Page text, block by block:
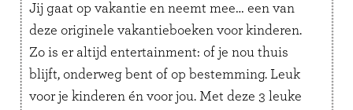
Jij gaat op vakantie en neemt mee… een van
deze originele vakantieboeken voor kinderen.
Zo is er altijd entertainment: of je nou thuis
blijft, onderweg bent of op bestemming. Leuk
voor je kinderen én voor jou. Met deze 3 leuke